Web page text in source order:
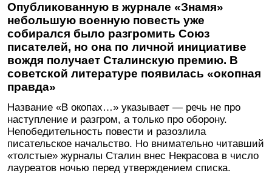
Опубликованную в журнале «Знамя»
небольшую военную повесть уже
собирался было разгромить Союз
писателей, но она по личной инициативе
вождя получает Сталинскую премию. В
советской литературе появилась «окопная
правда»
Название «В окопах…» указывает — речь не про
наступление и разгром, а только про оборону.
Непобедительность повести и разозлила
писательское начальство. Но внимательно читавший
«толстые» журналы Сталин внес Некрасова в число
лауреатов ночью перед утверждением списка.